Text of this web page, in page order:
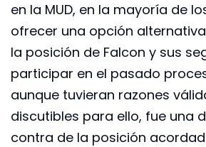
en la MUD, en la mayoría de
ofrecer una opción
la posición de Falcon y sus
participar en el pasado
aunque tuvieran razones
discutibles para ello, fue una
contra de la posición